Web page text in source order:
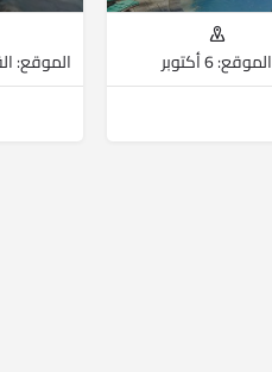
الموقع: 6 أكتوبر